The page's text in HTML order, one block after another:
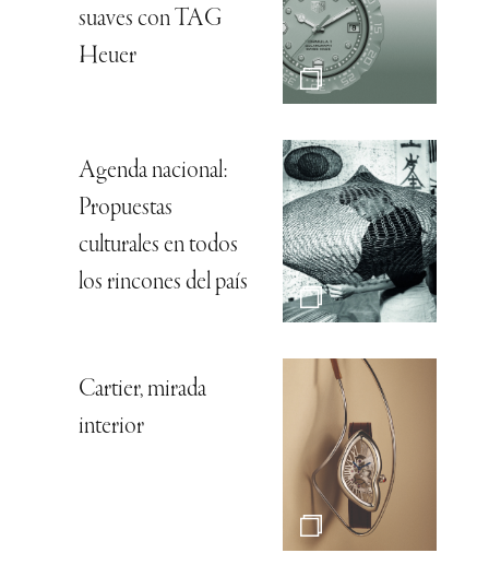
suaves con TAG
Heuer
Agenda nacional:
Propuestas
culturales en todos
los rincones del país
Cartier, mirada
interior